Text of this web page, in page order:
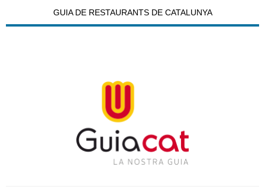
GUIA DE RESTAURANTS DE CATALUNYA